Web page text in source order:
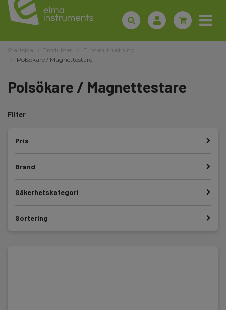
Startsida Produkter
El mätutrustning
Polsökare / Magnettestare
Polsökare / Magnettestare
Filter
Pris
Brand
Säkerhetskategori
Sortering